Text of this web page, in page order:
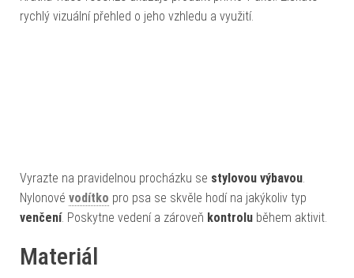
rychlý vizuální přehled o jeho vzhledu a využití.
Vyrazte na pravidelnou procházku se stylovou výbavou
Nylonové vodítko pro psa se skvěle hodí na jakýkoliv typ
venčení. Poskytne vedení a zároveň kontrolu během aktivit.
Materiál